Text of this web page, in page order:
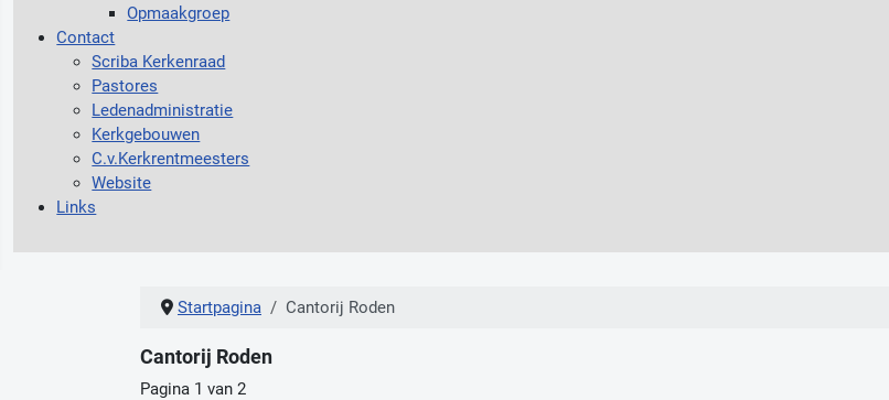
Opmaakgroep
Contact
Scriba Kerkenraad
Pastores
Ledenadministratie
Kerkgebouwen
C.v.Kerkrentmeesters
Website
Links
Startpagina Cantorij Roden
Cantorij Roden
Pagina 1 van 2